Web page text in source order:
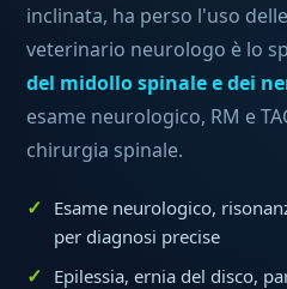
inclinata, ha perso l'uso
veterinario neurologo è lo
del midollo spinale e dei
esame neurologico, RM e
chirurgia spinale.
Esame neurologico,
per diagnosi precise
Epilessia, ernia del disco,